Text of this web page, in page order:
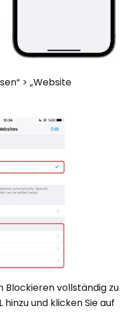
> „Website
Blockieren vollständig zu
hinzu und klicken Sie auf